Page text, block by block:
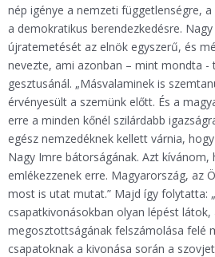
nép igénye a nemzeti függetlenségre,
a demokratikus berendezkedésre.
újratemetését az elnök egyszerű, és
nevezte, ami azonban – mint mondta -
gesztusánál. „Másvalaminek is
érvényesült a szemünk előtt. És a
erre a minden kőnél szilárdabb
egész nemzedéknek kellett várnia,
Nagy Imre bátorságának. Azt kívánom,
emlékezzenek erre. Magyarország, az
most is utat mutat.” Majd így folytatta:
csapatkivonásokban olyan lépést látok,
megosztottságának felszámolása felé
csapatoknak a kivonása során a